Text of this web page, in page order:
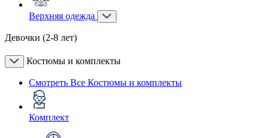
Верхняя одежда
Девочки (2-8 лет)
Костюмы и комплекты
Смотреть Все Костюмы и комплекты
Комплект